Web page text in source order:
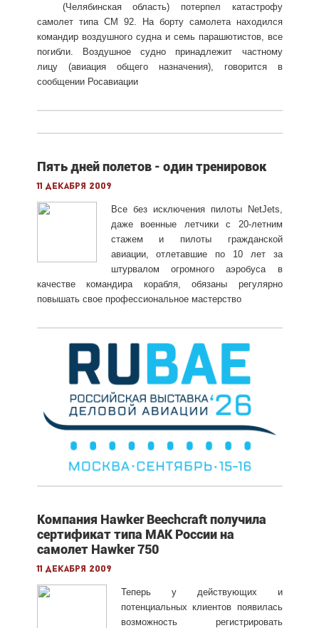
(Челябинская область) потерпел катастрофу
самолет типа СМ 92. На борту самолета находился
командир воздушного судна и семь парашютистов, все
погибли. Воздушное судно принадлежит частному
лицу (авиация общего назначения), говорится в
сообщении Росавиации
Пять дней полетов - один тренировок
11 декабря 2009
Все без исключения пилоты NetJets,
даже военные летчики с 20-летним
стажем и пилоты гражданской
авиации, отлетавшие по 10 лет за
штурвалом огромного аэробуса в
качестве командира корабля, обязаны регулярно
повышать свое профессиональное мастерство
Компания Hawker Beechcraft получила
сертификат типа МАК России на
самолет Hawker 750
11 декабря 2009
Теперь у действующих и
потенциальных клиентов появилась
возможность регистрировать